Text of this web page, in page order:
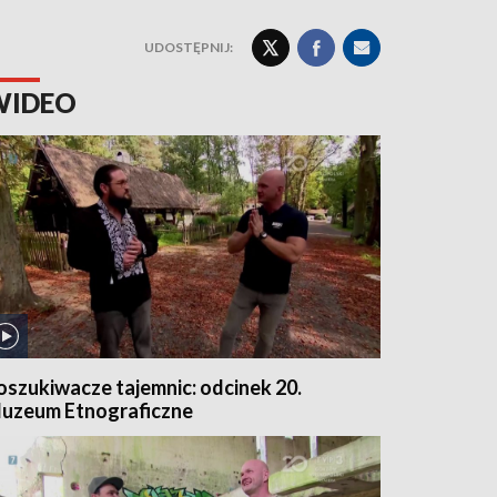
UDOSTĘPNIJ:
tajemnic: odcinek 20.
Etnograficzne